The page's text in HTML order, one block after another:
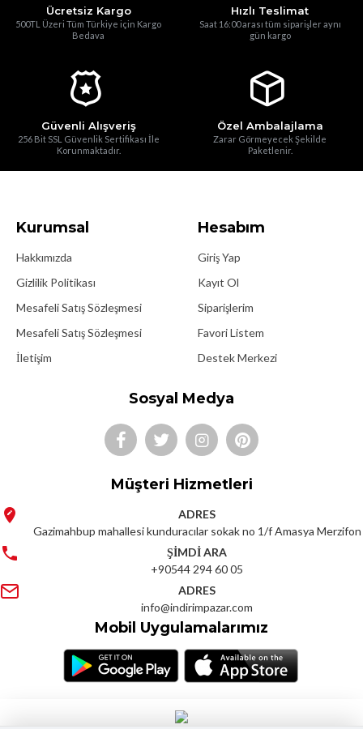
Ücretsiz Kargo
500TL Üzeri Tüm Türkiye için Kargo
Bedava
Hızlı Teslimat
Saat 16:00 arası tüm siparişler aynı
gün kargo
Güvenli Alışveriş
256 Bit SSL Güvenlik Sertifikası İle
Korunmaktadır.
Özel Ambalajlama
Zarar Görmeyecek Şekilde
Paketlenir.
Kurumsal
Hakkımızda
Gizlilik Politikası
Mesafeli Satış Sözleşmesi
Mesafeli Satış Sözleşmesi
İletişim
Hesabım
Giriş Yap
Kayıt Ol
Siparişlerim
Favori Listem
Destek Merkezi
Sosyal Medya
Müşteri Hizmetleri
ADRES
Gazimahbup mahallesi kunduracılar sokak no 1/f Amasya Merzifon
ŞİMDİ ARA
+90544 294 60 05
ADRES
info@indirimpazar.com
Mobil Uygulamalarımız